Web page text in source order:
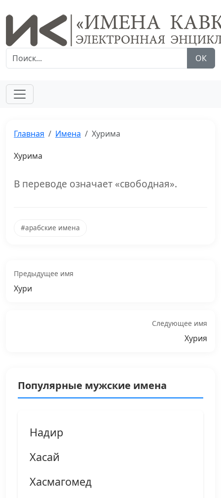
ОК
Главная Имена Хурима
Хурима
В переводе означает «свободная».
#арабские имена
Предыдущее имя
Хури
Следующее имя
Хурия
Популярные мужские имена
Надир
Хасай
Хасмагомед